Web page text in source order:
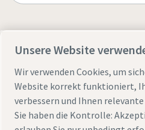
Unsere Website
Wir verwenden Cookies, um
Website korrekt funktioniert,
verbessern und Ihnen
Sie haben die Kontrolle: